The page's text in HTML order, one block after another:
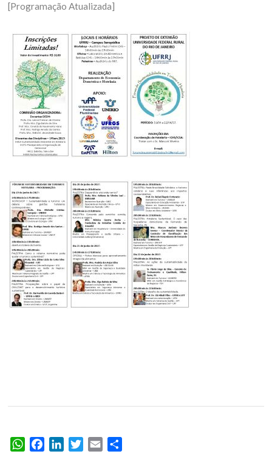
[Programação Atualizada]
WhatsAppFacebookLinkedInTwitterEmail